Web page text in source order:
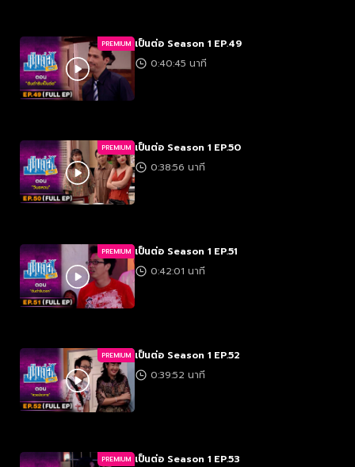
PREMIUM เป็นต่อ Season 1 EP.49
0:40:45 นาที
PREMIUM เป็นต่อ Season 1 EP.50
0:38:56 นาที
PREMIUM เป็นต่อ Season 1 EP.51
0:42:01 นาที
PREMIUM เป็นต่อ Season 1 EP.52
0:39:52 นาที
PREMIUM เป็นต่อ Season 1 EP.53